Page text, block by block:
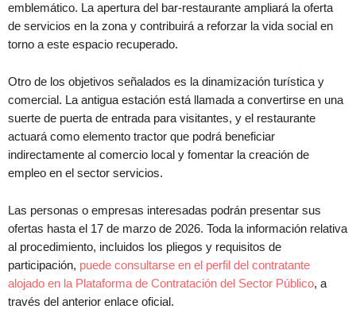
emblemático. La apertura del bar-restaurante ampliará la oferta
de servicios en la zona y contribuirá a reforzar la vida social en
torno a este espacio recuperado.
Otro de los objetivos señalados es la dinamización turística y
comercial. La antigua estación está llamada a convertirse en una
suerte de puerta de entrada para visitantes, y el restaurante
actuará como elemento tractor que podrá beneficiar
indirectamente al comercio local y fomentar la creación de
empleo en el sector servicios.
Las personas o empresas interesadas podrán presentar sus
ofertas hasta el 17 de marzo de 2026. Toda la información relativa
al procedimiento, incluidos los pliegos y requisitos de
participación, puede consultarse en el perfil del contratante
alojado en la Plataforma de Contratación del Sector Público, a
través del anterior enlace oficial.